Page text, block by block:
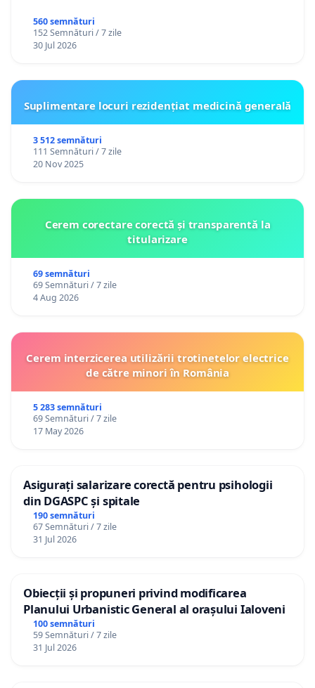
560 semnături
152 Semnături / 7 zile
30 Jul 2026
Suplimentare locuri rezidențiat medicină generală
3 512 semnături
111 Semnături / 7 zile
20 Nov 2025
Cerem corectare corectă și transparentă la
titularizare
69 semnături
69 Semnături / 7 zile
4 Aug 2026
Cerem interzicerea utilizării trotinetelor electrice
de către minori în România
5 283 semnături
69 Semnături / 7 zile
17 May 2026
Asigurați salarizare corectă pentru psihologii
din DGASPC și spitale
190 semnături
67 Semnături / 7 zile
31 Jul 2026
Obiecții și propuneri privind modificarea
Planului Urbanistic General al orașului Ialoveni
100 semnături
59 Semnături / 7 zile
31 Jul 2026